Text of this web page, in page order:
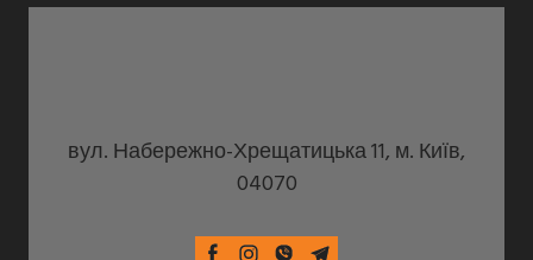
вул. Набережно-Хрещатицька 11, м. Київ,
04070